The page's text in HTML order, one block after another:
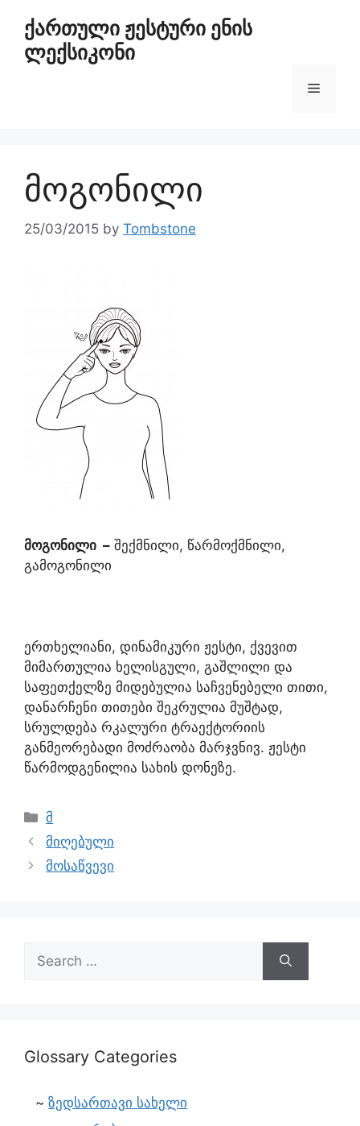
ქართული ჟესტური ენის
ლექსიკონი
მოგონილი
25/03/2015 by Tombstone
მოგონილი – შექმნილი, წარმოქმნილი,
გამოგონილი
ერთხელიანი, დინამიკური ჟესტი, ქვევით
მიმართულია ხელისგული, გაშლილი და
საფეთქელზე მიდებულია საჩვენებელი თითი,
დანარჩენი თითები შეკრულია მუშტად,
სრულდება რკალური ტრაექტორიის
განმეორებადი მოძრაობა მარჯვნივ. ჟესტი
წარმოდგენილია სახის დონეზე.
მ
მიღებული
მოსაწვევი
Glossary Categories
ზედსართავი სახელი